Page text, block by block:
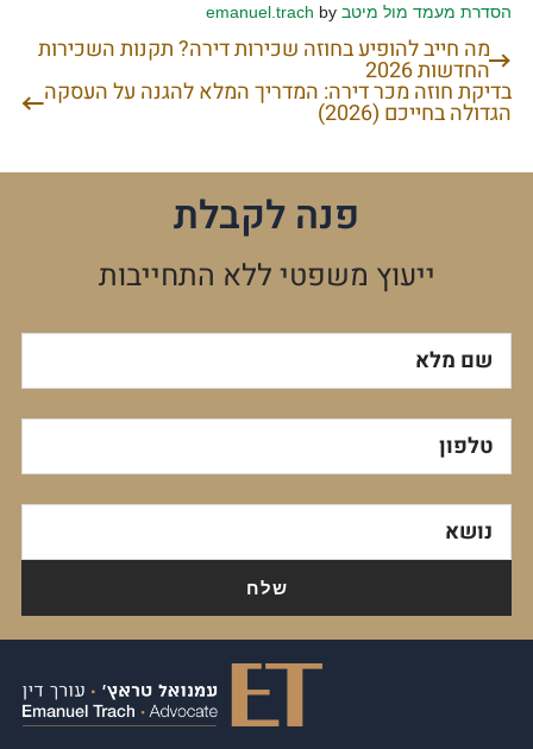
הסדרת מעמד מול מיטבby
emanuel.trach
ניווטמה חייב להופיע בחוזה שכירות דירה? תקנות השכירות
החדשות 2026
בדיקת חוזה מכר דירה: המדריך המלא להגנה על העסקה
הגדולה בחייכם (2026)
פנה לקבלת
ייעוץ משפטי ללא התחייבות
שם מלא
טלפון
נושא